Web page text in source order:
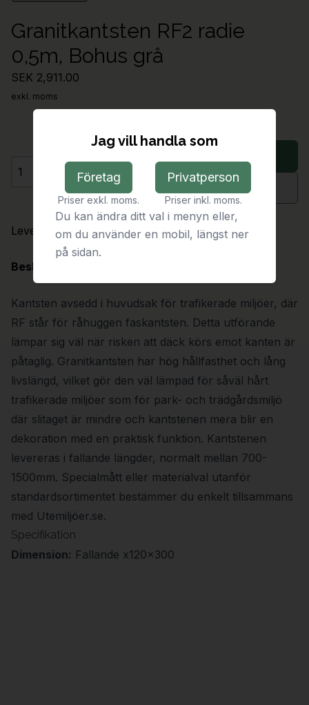
Granitkantsten RF2 radie
0,5m, Bohus grå
SEK 2,911.00
exkl. moms
Antal
Begär offert
Leveranstid: På förfrågan
Beskrivning
Kantsten avsedd i huvudsak för trafikerade miljöer, där
RF står för råhuggen faskantsten. Detta utförande
lämpar sig väl när risken att däck körs emot kanten är
påtaglig. Granitkantsten har hög hållfasthet och lång
livslängd, vilket gör den väl lämpad för såväl hårt
trafikerade miljöer som för park- och trädgårdsmiljö
där slitaget är mindre och kantstenen mera blir en
dekoration med en praktisk funktion. Kantstenen
levereras i fallande längder, normalt mellan 700-
1500mm. Specialmått eller materialval utanför
standardsortimentet bestämmer du enkelt tillsammans
med Utemiljöer.se.
Specifikation
Dimension: Fallande x120x300
Jag vill handla som
Företag
Priser exkl. moms.
Privatperson
Priser inkl. moms.
Du kan ändra ditt val i menyn eller,
om du använder en mobil, längst ner
på sidan.